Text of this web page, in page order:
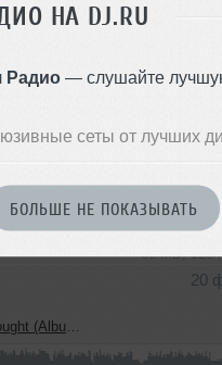
НА DJ.RU
Радио — слушайте
сеты от лучших
БОЛЬШЕ НЕ ПОКАЗЫВАТЬ
20
Promo Mix
56 MB, 128
20
version)